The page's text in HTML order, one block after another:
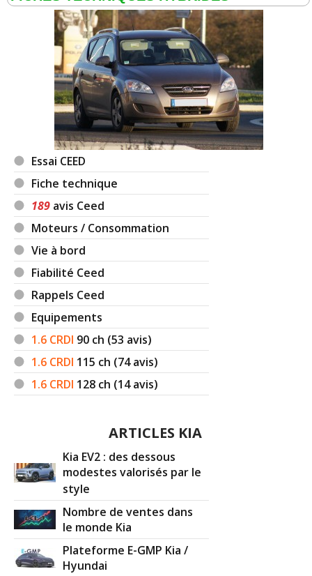
Essai CEED
Fiche technique
189 avis Ceed
Moteurs / Consommation
Vie à bord
Fiabilité Ceed
Rappels Ceed
Equipements
1.6 CRDI 90 ch (53 avis)
1.6 CRDI 115 ch (74 avis)
1.6 CRDI 128 ch (14 avis)
ARTICLES KIA
Kia EV2 : des dessous
modestes valorisés par le
style
Nombre de ventes dans
le monde Kia
Plateforme E-GMP Kia /
Hyundai